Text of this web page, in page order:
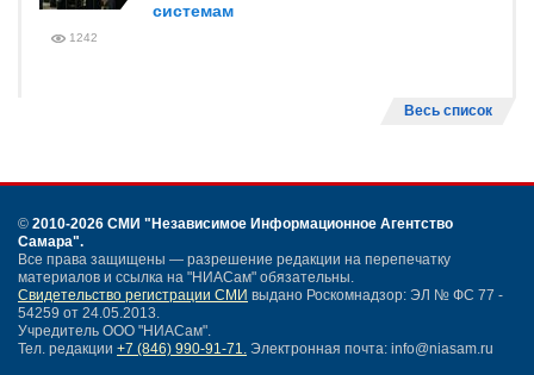
системам
1242
Весь список
© 2010-2026 СМИ "Независимое Информационное Агентство
Самара".
Все права защищены — разрешение редакции на перепечатку
материалов и ссылка на "НИАСам" обязательны.
Свидетельство регистрации СМИ выдано Роскомнадзор: ЭЛ № ФС 77 -
54259 от 24.05.2013.
Учредитель ООО "НИАСам".
Тел. редакции +7 (846) 990-91-71. Электронная почта: info@niasam.ru